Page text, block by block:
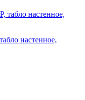
настенное,